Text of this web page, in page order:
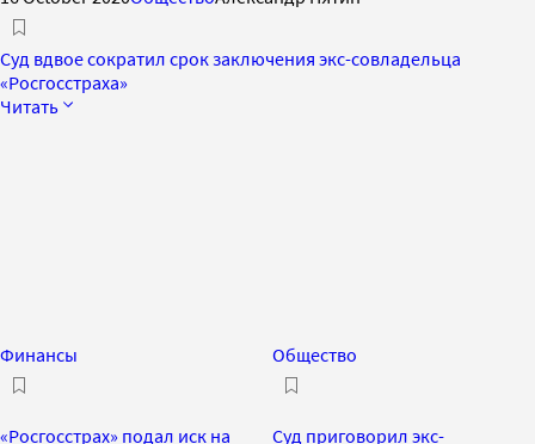
Суд вдвое сократил срок заключения экс-совладельца
«Росгосстраха»
Читать
Финансы
«Росгосстрах» подал иск на
Общество
Суд приговорил экс-